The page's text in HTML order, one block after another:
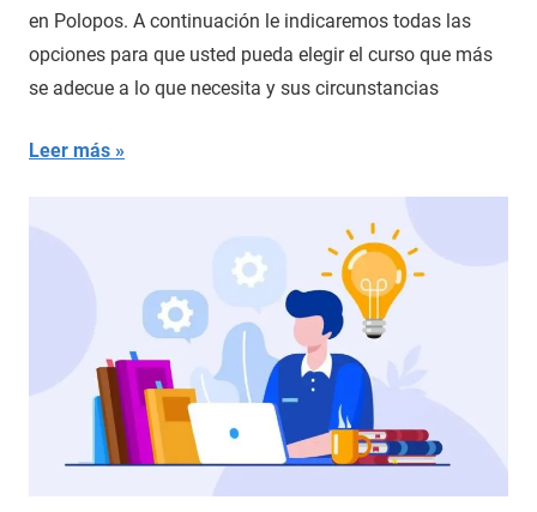
en Polopos. A continuación le indicaremos todas las
opciones para que usted pueda elegir el curso que más
se adecue a lo que necesita y sus circunstancias
Leer más